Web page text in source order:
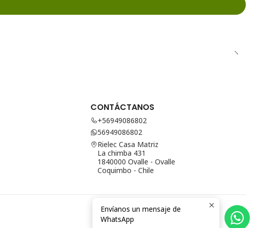
CONTÁCTANOS
+56949086802
56949086802
Rielec Casa Matriz
La chimba 431
1840000 Ovalle - Ovalle
Coquimbo - Chile
Envíanos un mensaje de
WhatsApp